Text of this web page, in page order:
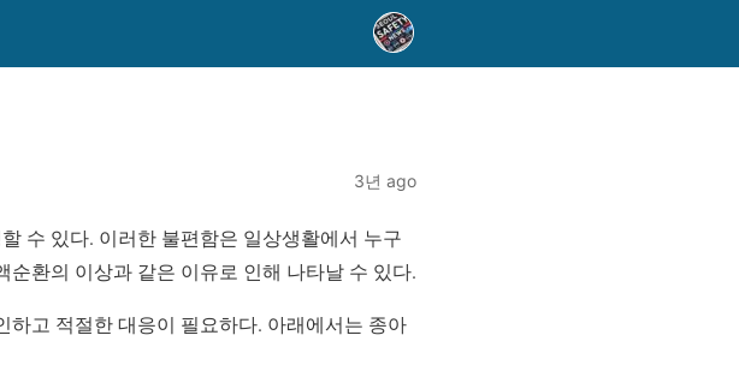
3년 ago
수 있다. 이러한 불편함은 일상생활에서 누구
환의 이상과 같은 이유로 인해 나타날 수 있다.
고 적절한 대응이 필요하다. 아래에서는 종아